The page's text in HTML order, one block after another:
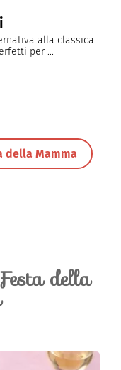
alla classica
per ...
della Mamma
della